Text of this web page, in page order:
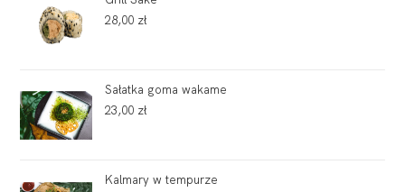
28,00 zł
Sałatka goma wakame
23,00 zł
Kalmary w tempurze